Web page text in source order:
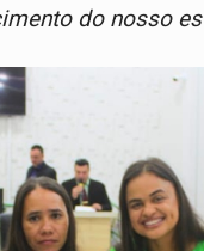
do nosso